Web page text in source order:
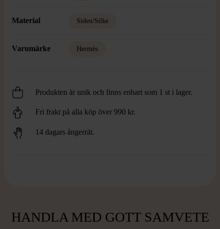
Material Siden/Silke
Varumärke Hermès
Produkten är unik och finns enbart som 1 st i lager.
Fri frakt på alla köp över 990 kr.
14 dagars ångerrät.
HANDLA MED GOTT SAMVETE